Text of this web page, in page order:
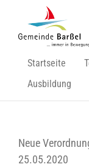
springen
Startseite
Ausbildung
Neue
25.05.2020